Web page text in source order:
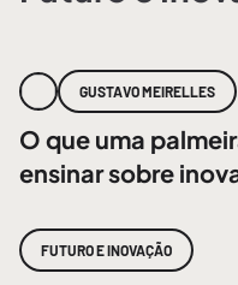
GUSTAVO MEIRELLES
O que uma
ensinar sobre
FUTURO E INOVAÇÃO